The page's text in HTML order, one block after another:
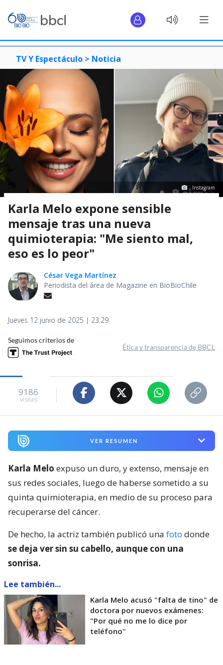
TV Y Espectáculo > Noticia
Instagram
Karla Melo expone sensible
mensaje tras una nueva
quimioterapia: "Me siento mal,
eso es lo peor"
César Vega Martínez
Periodista del área de Magazine en BioBioChile
Jueves 12 junio de 2025 | 23:29
Seguimos criterios de
Ética y transparencia de BBCL
9186
visitas
VER RESUMEN
Karla Melo expuso un duro, y extenso, mensaje en
sus redes sociales, luego de haberse sometido a su
quinta quimioterapia, en medio de su proceso para
recuperarse del cáncer.
De hecho, la actriz también publicó una foto donde
se deja ver sin su cabello, aunque con una
sonrisa.
Lee también...
Karla Melo acusó "falta de tino" de
doctora por nuevos exámenes:
"Por qué no me lo dice por
teléfono"